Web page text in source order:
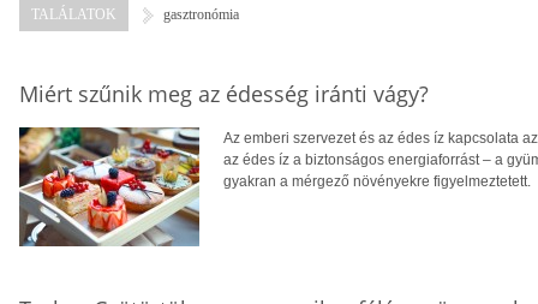
TALÁLATOK gasztronómia
Miért szűnik meg az édesség iránti vágy?
Az emberi szervezet és az édes íz kapcsolata
az édes íz a biztonságos energiaforrást – a
gyakran a mérgező növényekre figyelmeztetett.